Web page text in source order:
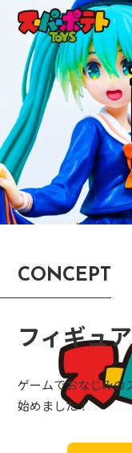
CONCEPT
フィギュ
ゲームでおなじみの
始めました！